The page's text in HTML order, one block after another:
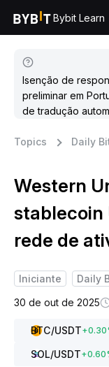
Bybit Learn
Isenção de
preliminar em
de tradução
Topics
Daily
Western
stablecoin
rede de
Iniciante
Daily
30 de out de 2025
BTC/USDT+0.30
SOL/USDT+0.60